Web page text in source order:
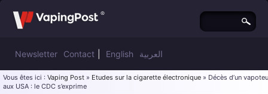
Newsletter Contact English العربية
Vous êtes ici : Vaping Post » Etudes sur la cigarette électronique » Décès d’un
aux USA : le CDC s’exprime